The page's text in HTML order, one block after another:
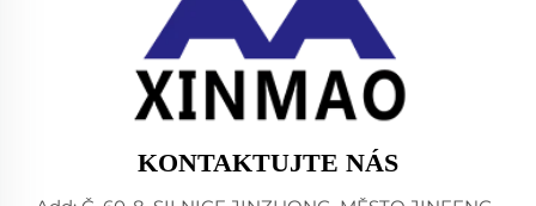
KONTAKTUJTE NÁS